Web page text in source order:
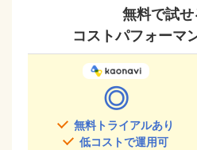
無料で試せ
コストパフォーマ
◎
無料トライアルあり
低コストで運用可